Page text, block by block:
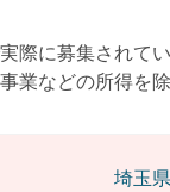
際に募集されて
業などの所得を
埼玉